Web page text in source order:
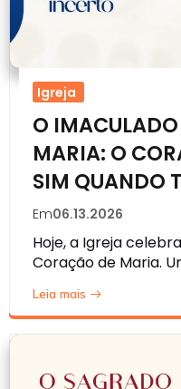
Igreja
O
MARIA: O
SIM QUANDO
Em06.13.2026
Hoje, a Igreja
Coração de Maria.
Leia mais